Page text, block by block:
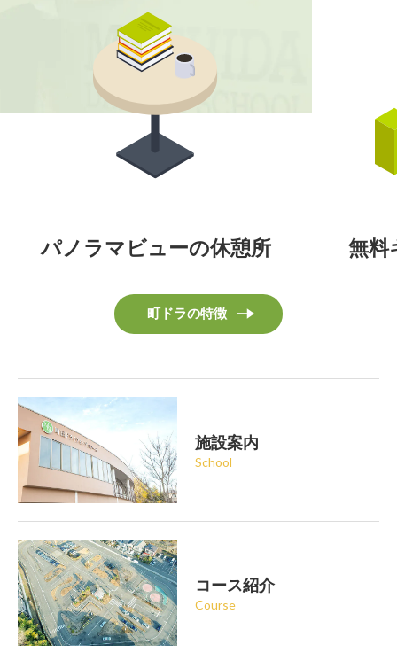
パノラマビューの休憩所 無料
町ドラの特徴
施設案内
School
コース紹介
Course